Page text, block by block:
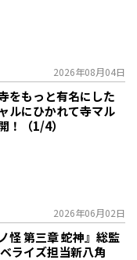
2026年08月04日
をもっと有名にした
ルにひかれて寺マル
！（1/4）
2026年06月02日
怪 第三章 蛇神』総監
ライズ担当新八角